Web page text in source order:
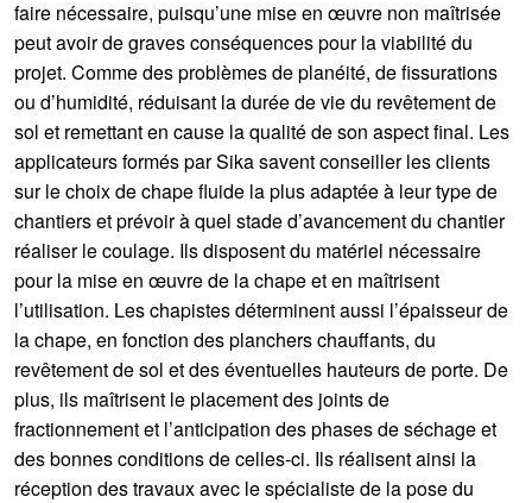
faire nécessaire, puisqu’une mise en œuvre non maîtrisée
peut avoir de graves conséquences pour la viabilité du
projet. Comme des problèmes de planéité, de fissurations
ou d’humidité, réduisant la durée de vie du revêtement de
sol et remettant en cause la qualité de son aspect final. Les
applicateurs formés par Sika savent conseiller les clients
sur le choix de chape fluide la plus adaptée à leur type de
chantiers et prévoir à quel stade d’avancement du chantier
réaliser le coulage. Ils disposent du matériel nécessaire
pour la mise en œuvre de la chape et en maîtrisent
l’utilisation. Les chapistes déterminent aussi l’épaisseur de
la chape, en fonction des planchers chauffants, du
revêtement de sol et des éventuelles hauteurs de porte. De
plus, ils maîtrisent le placement des joints de
fractionnement et l’anticipation des phases de séchage et
des bonnes conditions de celles-ci. Ils réalisent ainsi la
réception des travaux avec le spécialiste de la pose du